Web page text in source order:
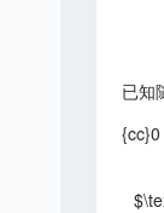
已知